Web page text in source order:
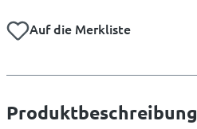
Auf die Merkliste
Produktbeschreibung